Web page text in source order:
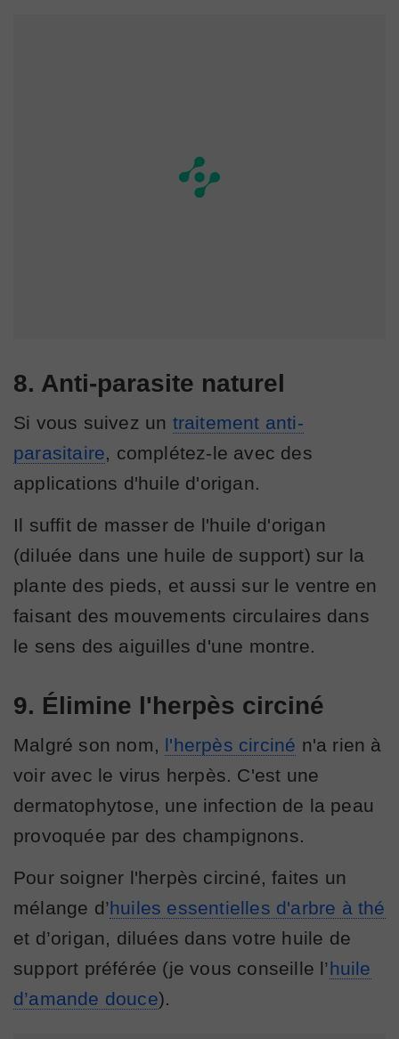
8. Anti-parasite naturel
Si vous suivez un traitement anti-
parasitaire , complétez-le avec des
applications d'huile d'origan.
Il suffit de masser de l'huile d'origan
(diluée dans une huile de support) sur la
plante des pieds, et aussi sur le ventre en
faisant des mouvements circulaires dans
le sens des aiguilles d'une montre.
9. Élimine l'herpès circiné
Malgré son nom, l'herpès circiné n'a rien à
voir avec le virus herpès. C'est une
dermatophytose, une infection de la peau
provoquée par des champignons.
Pour soigner l'herpès circiné, faites un
mélange d’huiles essentielles d'arbre à thé
et d’origan, diluées dans votre huile de
support préférée (je vous conseille l’huile
d’amande douce).